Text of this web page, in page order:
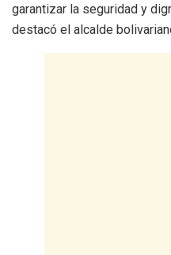
garantizar la seguridad y
destacó el alcalde